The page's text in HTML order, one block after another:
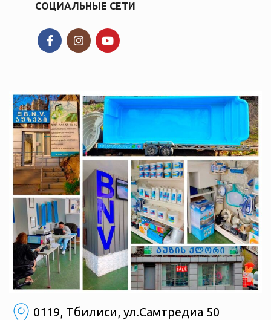
СОЦИАЛЬНЫЕ СЕТИ
0119, Тбилиси, ул.Самтредиа 50